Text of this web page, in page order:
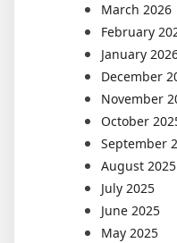
March 2026
February
January
December
November
October
September
August 2025
July 2025
June 2025
May 2025